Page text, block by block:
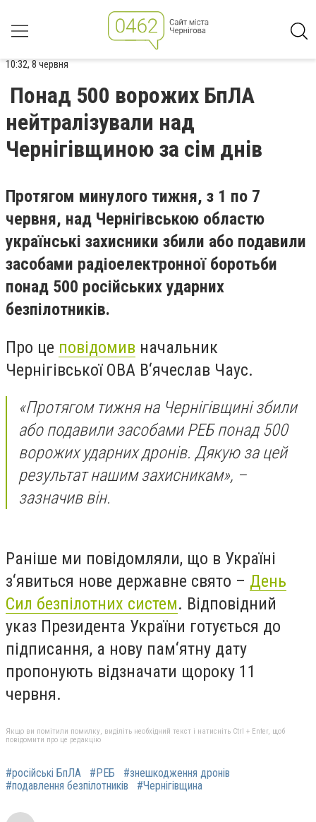
10:32, 8 червня
Понад 500 ворожих БпЛА
нейтралізували над
Чернігівщиною за сім днів
Протягом минулого тижня, з 1 по 7
червня, над Чернігівською областю
українські захисники збили або подавили
засобами радіоелектронної боротьби
понад 500 російських ударних
безпілотників.
Про це повідомив начальник
Чернігівської ОВА В‘ячеслав Чаус.
«Протягом тижня на Чернігівщині збили
або подавили засобами РЕБ понад 500
ворожих ударних дронів. Дякую за цей
результат нашим захисникам», –
зазначив він.
Раніше ми повідомляли, що в Україні
з‘явиться нове державне свято – День
Сил безпілотних систем. Відповідний
указ Президента України готується до
підписання, а нову пам‘ятну дату
пропонують відзначати щороку 11
червня.
Якщо ви помітили помилку, виділіть необхідний текст і натисніть Ctrl + Enter, щоб
повідомити про це редакцію
#російські БпЛА #РЕБ
#знешкодження дронів
#подавлення безпілотників
#Чернігівщина